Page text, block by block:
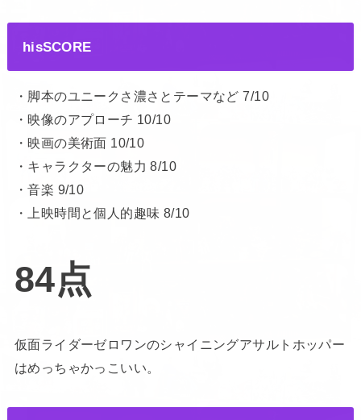
hisSCORE
・脚本のユニークさ濃さとテーマなど 7/10
・映像のアプローチ 10/10
・映画の美術面 10/10
・キャラクターの魅力 8/10
・音楽 9/10
・上映時間と個人的趣味 8/10
84点
仮面ライダーゼロワンのシャイニングアサルトホッパー
はめっちゃかっこいい。